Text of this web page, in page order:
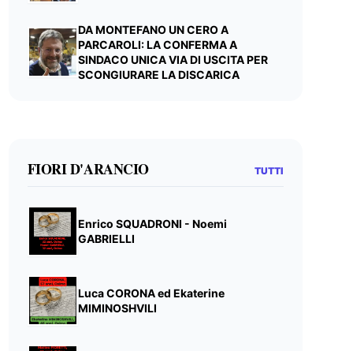
DA MONTEFANO UN CERO A
PARCAROLI: LA CONFERMA A
SINDACO UNICA VIA DI USCITA PER
SCONGIURARE LA DISCARICA
FIORI D'ARANCIO TUTTI
Enrico SQUADRONI - Noemi
GABRIELLI
Luca CORONA ed Ekaterine
MIMINOSHVILI